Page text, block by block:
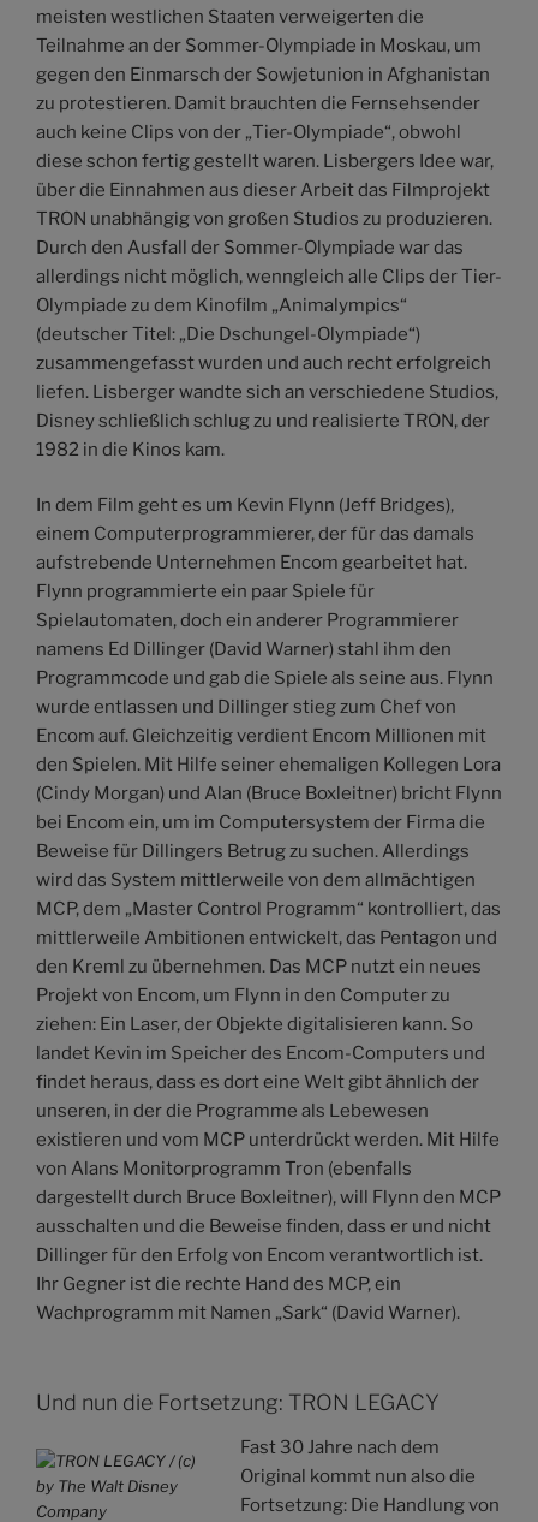
meisten westlichen Staaten verweigerten die
Teilnahme an der Sommer-Olympiade in Moskau, um
gegen den Einmarsch der Sowjetunion in Afghanistan
zu protestieren. Damit brauchten die Fernsehsender
auch keine Clips von der „Tier-Olympiade“, obwohl
diese schon fertig gestellt waren. Lisbergers Idee war,
über die Einnahmen aus dieser Arbeit das Filmprojekt
TRON unabhängig von großen Studios zu produzieren.
Durch den Ausfall der Sommer-Olympiade war das
allerdings nicht möglich, wenngleich alle Clips der Tier-
Olympiade zu dem Kinofilm „Animalympics“
(deutscher Titel: „Die Dschungel-Olympiade“)
zusammengefasst wurden und auch recht erfolgreich
liefen. Lisberger wandte sich an verschiedene Studios,
Disney schließlich schlug zu und realisierte TRON, der
1982 in die Kinos kam.
In dem Film geht es um Kevin Flynn (Jeff Bridges),
einem Computerprogrammierer, der für das damals
aufstrebende Unternehmen Encom gearbeitet hat.
Flynn programmierte ein paar Spiele für
Spielautomaten, doch ein anderer Programmierer
namens Ed Dillinger (David Warner) stahl ihm den
Programmcode und gab die Spiele als seine aus. Flynn
wurde entlassen und Dillinger stieg zum Chef von
Encom auf. Gleichzeitig verdient Encom Millionen mit
den Spielen. Mit Hilfe seiner ehemaligen Kollegen Lora
(Cindy Morgan) und Alan (Bruce Boxleitner) bricht Flynn
bei Encom ein, um im Computersystem der Firma die
Beweise für Dillingers Betrug zu suchen. Allerdings
wird das System mittlerweile von dem allmächtigen
MCP, dem „Master Control Programm“ kontrolliert, das
mittlerweile Ambitionen entwickelt, das Pentagon und
den Kreml zu übernehmen. Das MCP nutzt ein neues
Projekt von Encom, um Flynn in den Computer zu
ziehen: Ein Laser, der Objekte digitalisieren kann. So
landet Kevin im Speicher des Encom-Computers und
findet heraus, dass es dort eine Welt gibt ähnlich der
unseren, in der die Programme als Lebewesen
existieren und vom MCP unterdrückt werden. Mit Hilfe
von Alans Monitorprogramm Tron (ebenfalls
dargestellt durch Bruce Boxleitner), will Flynn den MCP
ausschalten und die Beweise finden, dass er und nicht
Dillinger für den Erfolg von Encom verantwortlich ist.
Ihr Gegner ist die rechte Hand des MCP, ein
Wachprogramm mit Namen „Sark“ (David Warner).
Und nun die Fortsetzung: TRON LEGACY
Fast 30 Jahre nach dem
Original kommt nun also die
Fortsetzung: Die Handlung von